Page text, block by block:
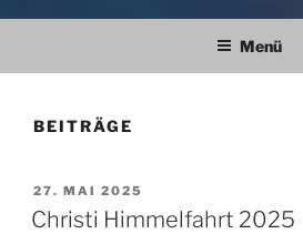
Menü
BEITRÄGE
VERÖFFENTLICHT
AM
27. MAI 2025
Christi Himmelfahrt 2025